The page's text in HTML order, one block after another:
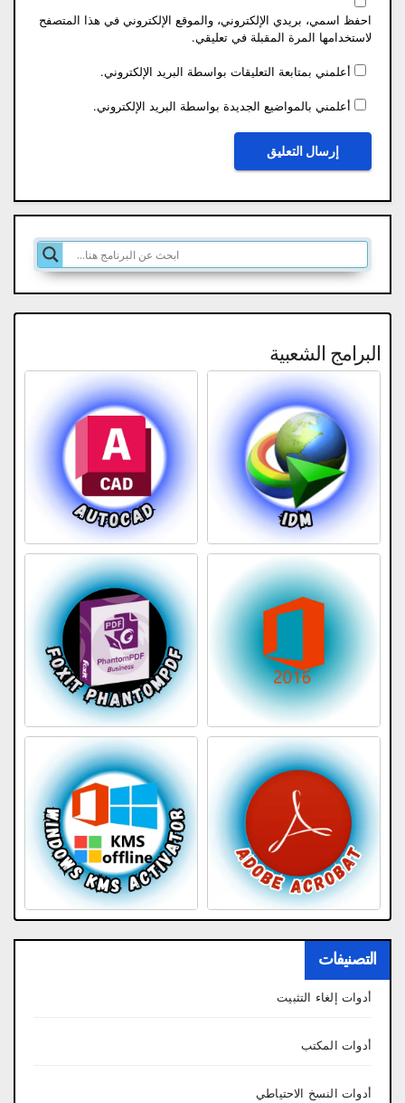
احفظ اسمي، بريدي الإلكتروني، والموقع الإلكتروني في هذا المتصفح
لاستخدامها المرة المقبلة في تعليقي.
أعلمني بمتابعة التعليقات بواسطة البريد الإلكتروني.
أعلمني بالمواضيع الجديدة بواسطة البريد الإلكتروني.
البرامج الشعبية
التصنيفات
أدوات إلغاء التثبيت
أدوات المكتب
أدوات النسخ الاحتياطي